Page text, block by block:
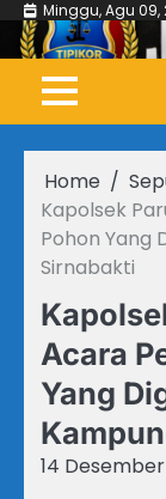
Skip
content
Minggu, Agu 09,
Home
Kapolsek
Pohon Yang
Sirnabakti
Acara
Yang
14